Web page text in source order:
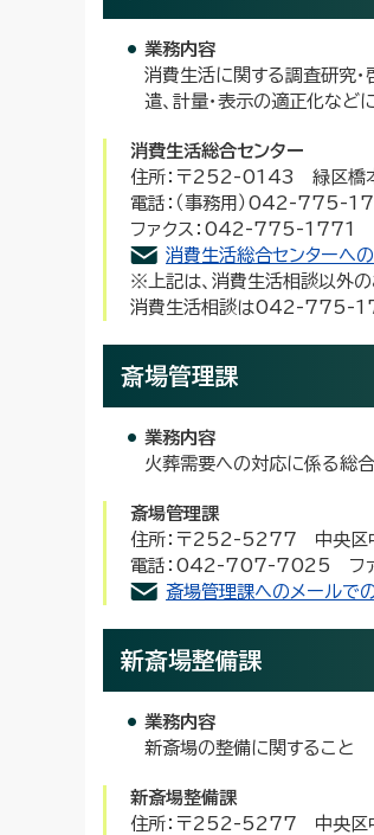
業務内容
消費生活に関する調査研究
遣、計量・表示の適正化など
消費生活総合センター
住所：〒252-0143 緑区橋
電話：（事務用）042-
ファクス：042-775-1771
消費生活総合センターへ
※上記は、消費生活相談以外の
消費生活相談は042-775-
斎場管理課
業務内容
火葬需要への対応に係る総
斎場管理課
住所：〒252-5277 中央
電話：042-707-7025 フ
斎場管理課へのメールで
新斎場整備課
業務内容
新斎場の整備に関すること
新斎場整備課
住所：〒252-5277 中央